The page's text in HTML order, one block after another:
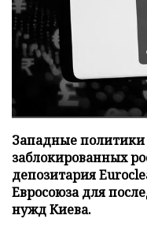
Западные политики
заблокированных
депозитария
Евросоюза для
нужд Киева.